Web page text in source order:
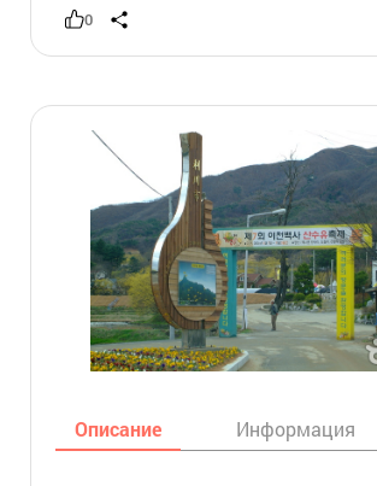
0
Описание Информация